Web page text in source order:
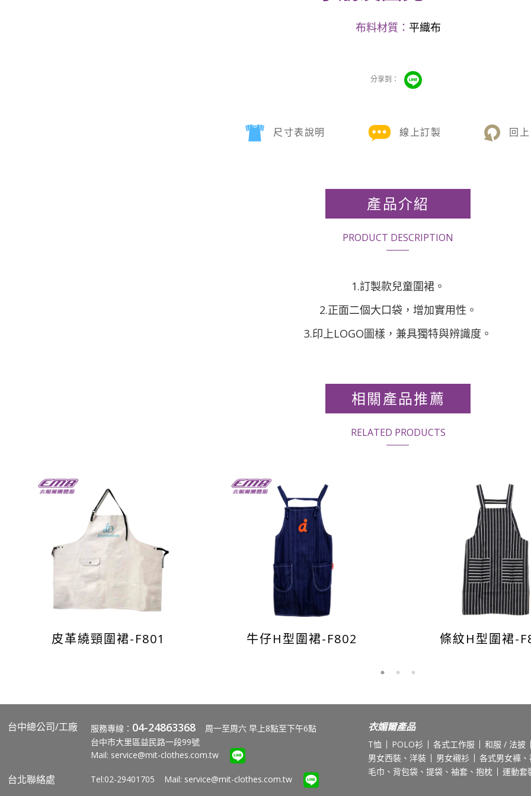
布料材質： 平織布
尺寸表說明 線上訂製 回
產品介紹
PRODUCT DESCRIPTION
1.訂製款兒童圍裙。
2.正面二個大口袋，增加實用性。
3.印上LOGO圖樣，兼具獨特與辨識度。
相關產品推薦
RELATED PRODUCTS
皮革繞頸圍裙-F801 牛仔H型圍裙-F802 條紋H型圍裙-
台中總公司/工廠 服務專線： 04-24863368 周一至周六 早上8點至下午6點
台中市大里區益民路一段99號
Mail: service@mit-clothes.com.tw
台北聯絡處 Tel:02-29401705 Mail: service@mit-clothes.com.tw
衣媚爾產品
T恤 POLO衫 各式工作服
和服 / 法披
男女西裝、洋裝
男女襯衫
各式男女褲
毛巾、背包袋、提袋、袖套、抱枕
運動套